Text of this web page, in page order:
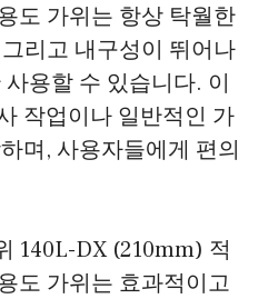
도 가위는 항상 탁월한
리고 내구성이 뛰어나
용할 수 있습니다. 이
작업이나 일반적인 가
며, 사용자들에게 편의
140L-DX (210mm) 적
도 가위는 효과적이고